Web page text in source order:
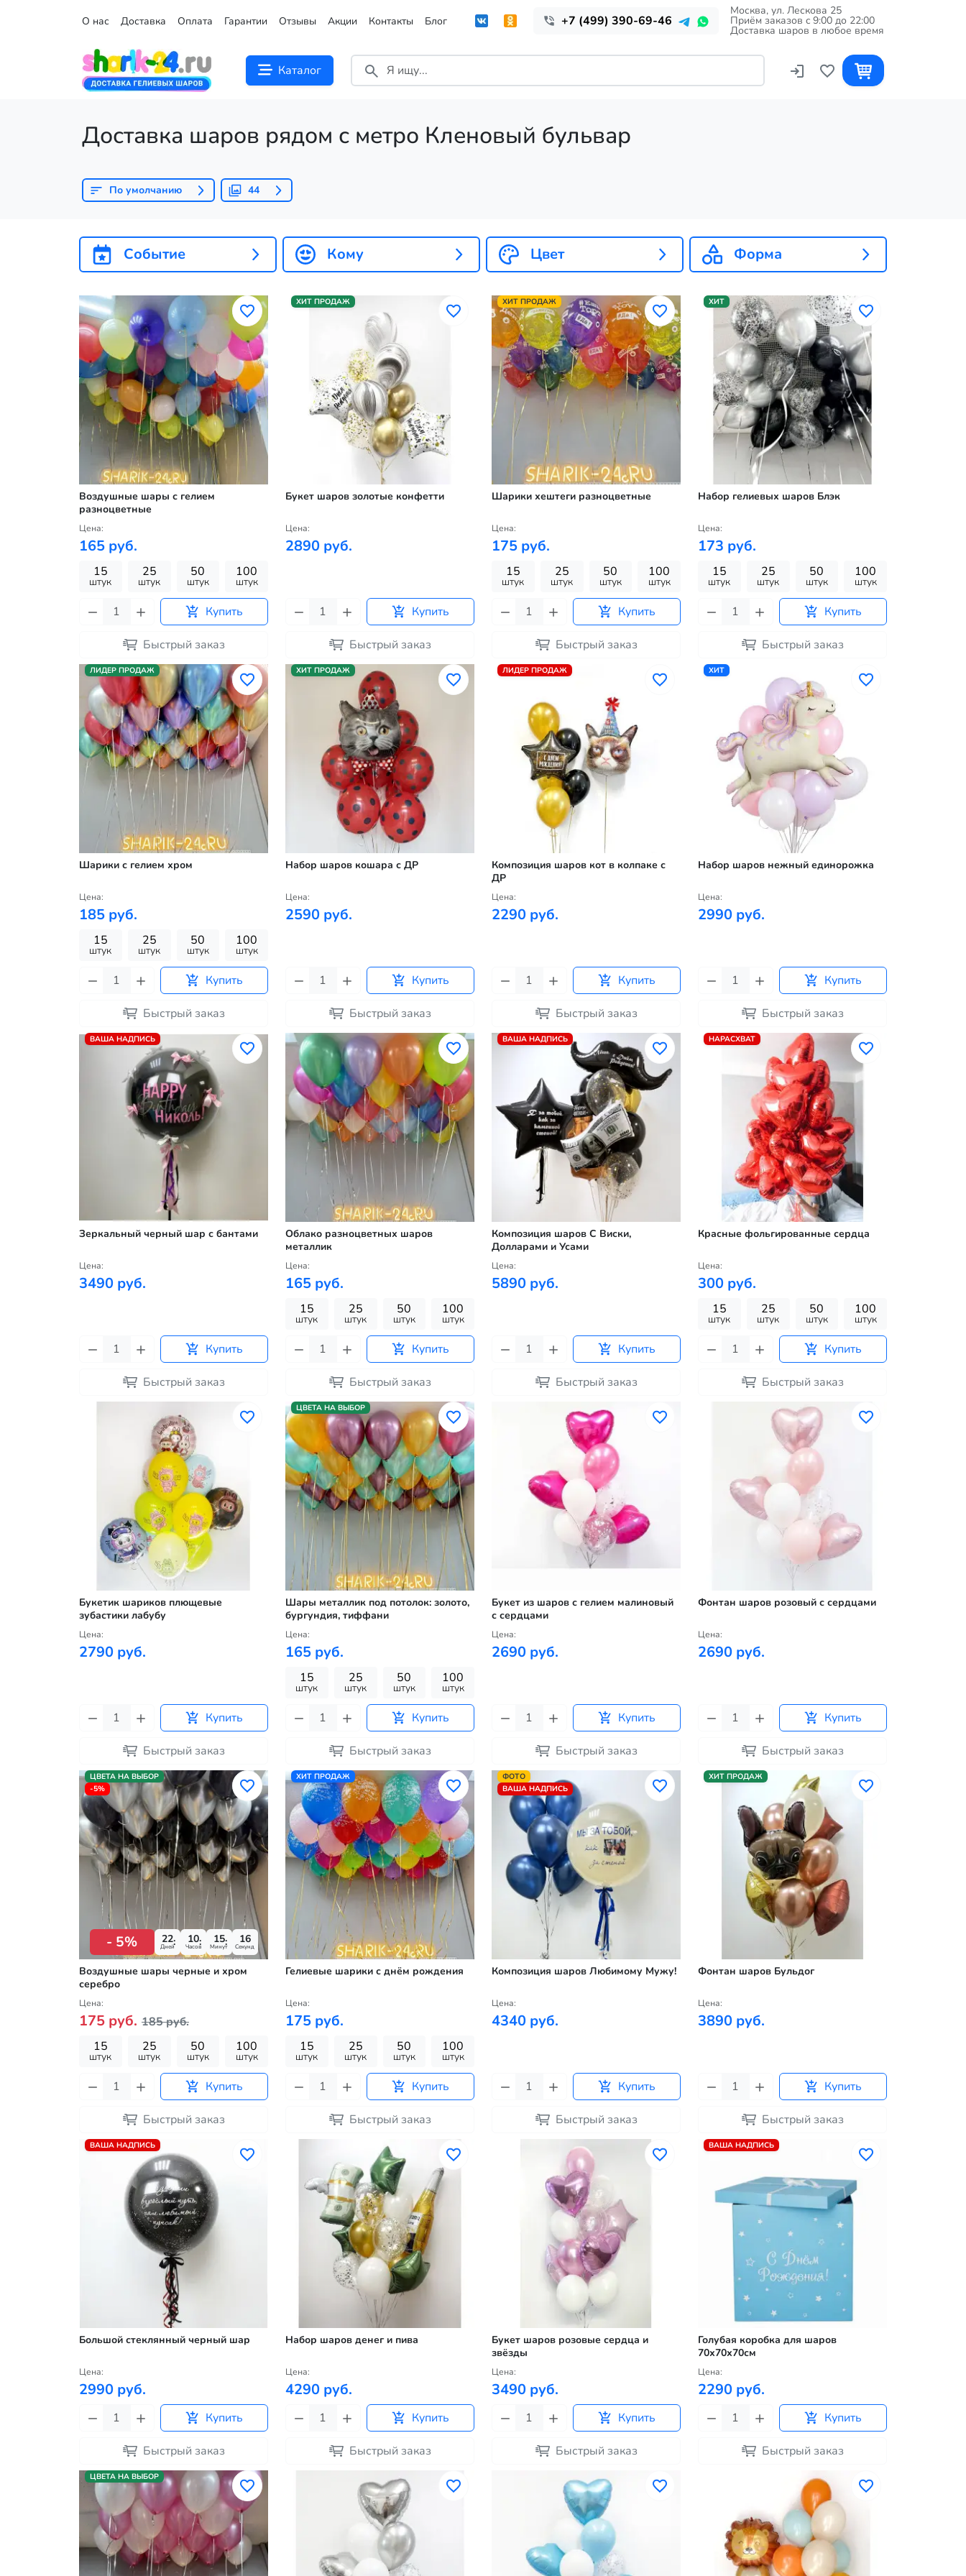
О нас Доставка Оплата Гарантии Отзывы Акции Контакты Блог +7 (499) 390-69-46
Москва, ул. Лескова 25
Приём заказов c 9:00 до 22:00
Доставка шаров в любое время
Каталог
Доставка шаров рядом с метро Кленовый бульвар
По умолчанию 44
Событие Кому Цвет Форма
Воздушные шары с гелием
разноцветные
Цена:
165 руб.
15
штук
25
штук
50
штук
100
штук
Купить
Быстрый заказ
ХИТ ПРОДАЖ
Букет шаров золотые конфетти
Цена:
2890 руб.
Купить
Быстрый заказ
ХИТ ПРОДАЖ
Шарики хештеги разноцветные
Цена:
175 руб.
15
штук
25
штук
50
штук
100
штук
Купить
Быстрый заказ
ХИТ
Набор гелиевых шаров Блэк
Цена:
173 руб.
15
штук
25
штук
50
штук
100
штук
Купить
Быстрый заказ
ЛИДЕР ПРОДАЖ
Шарики с гелием хром
Цена:
185 руб.
15
штук
25
штук
50
штук
100
штук
Купить
Быстрый заказ
ХИТ ПРОДАЖ
Набор шаров кошара с ДР
Цена:
2590 руб.
Купить
Быстрый заказ
ЛИДЕР ПРОДАЖ
Композиция шаров кот в колпаке с
ДР
Цена:
2290 руб.
Купить
Быстрый заказ
ХИТ
Набор шаров нежный единорожка
Цена:
2990 руб.
Купить
Быстрый заказ
ВАША НАДПИСЬ
Зеркальный черный шар с бантами
Цена:
3490 руб.
Купить
Быстрый заказ
Облако разноцветных шаров
металлик
Цена:
165 руб.
15
штук
25
штук
50
штук
100
штук
Купить
Быстрый заказ
ВАША НАДПИСЬ
Композиция шаров С Виски,
Долларами и Усами
Цена:
5890 руб.
Купить
Быстрый заказ
НАРАСХВАТ
Красные фольгированные сердца
Цена:
300 руб.
15
штук
25
штук
50
штук
100
штук
Купить
Быстрый заказ
Букетик шариков плющевые
зубастики лабубу
Цена:
2790 руб.
Купить
Быстрый заказ
ЦВЕТА НА ВЫБОР
Шары металлик под потолок: золото,
бургундия, тиффани
Цена:
165 руб.
15
штук
25
штук
50
штук
100
штук
Купить
Быстрый заказ
Букет из шаров с гелием малиновый
с сердцами
Цена:
2690 руб.
Купить
Быстрый заказ
Фонтан шаров розовый с сердцами
Цена:
2690 руб.
Купить
Быстрый заказ
ЦВЕТА НА ВЫБОР
-5%
- 5% 22
Дней
10
Часов
15
Минут
15
Секунд
Воздушные шары черные и хром
серебро
Цена:
175 руб. 185 руб.
15
штук
25
штук
50
штук
100
штук
Купить
Быстрый заказ
ХИТ ПРОДАЖ
Гелиевые шарики с днём рождения
Цена:
175 руб.
15
штук
25
штук
50
штук
100
штук
Купить
Быстрый заказ
ФОТО
ВАША НАДПИСЬ
Композиция шаров Любимому Мужу!
Цена:
4340 руб.
Купить
Быстрый заказ
ХИТ ПРОДАЖ
Фонтан шаров Бульдог
Цена:
3890 руб.
Купить
Быстрый заказ
ВАША НАДПИСЬ
Большой стеклянный черный шар
Цена:
2990 руб.
Купить
Быстрый заказ
Набор шаров денег и пива
Цена:
4290 руб.
Купить
Быстрый заказ
Букет шаров розовые сердца и
звёзды
Цена:
3490 руб.
Купить
Быстрый заказ
ВАША НАДПИСЬ
Голубая коробка для шаров
70х70х70см
Цена:
2290 руб.
Купить
Быстрый заказ
ЦВЕТА НА ВЫБОР